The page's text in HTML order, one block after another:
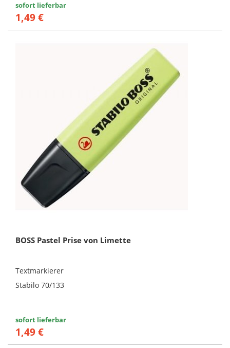
sofort lieferbar
1,49 €
BOSS Pastel Prise von Limette
Textmarkierer
Stabilo 70/133
sofort lieferbar
1,49 €